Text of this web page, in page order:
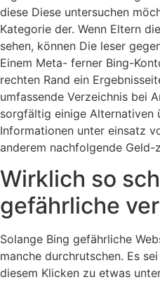
diese Diese untersuchen
Kategorie der. Wenn Eltern
sehen, können Die leser
Einem Meta- ferner Bing-
rechten Rand ein
umfassende Verzeichnis bei
sorgfältig einige Alternativen
Informationen unter einsatz
anderem nachfolgende
Wirklich so
gefährliche
Solange Bing gefährliche
manche durchrutschen. Es
diesem Klicken zu etwas